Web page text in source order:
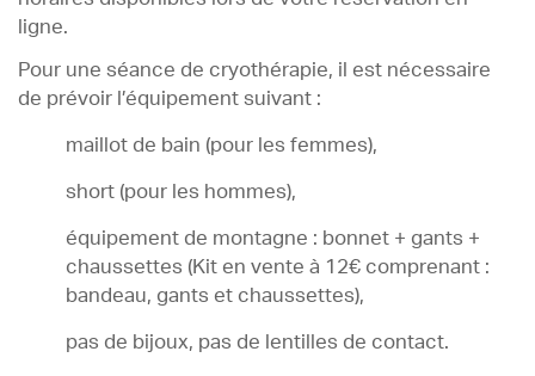
ligne.
Pour une séance de cryothérapie, il est nécessaire
de prévoir l’équipement suivant :
maillot de bain (pour les femmes),
short (pour les hommes),
équipement de montagne : bonnet + gants +
chaussettes (Kit en vente à 12€ comprenant :
bandeau, gants et chaussettes),
pas de bijoux, pas de lentilles de contact.